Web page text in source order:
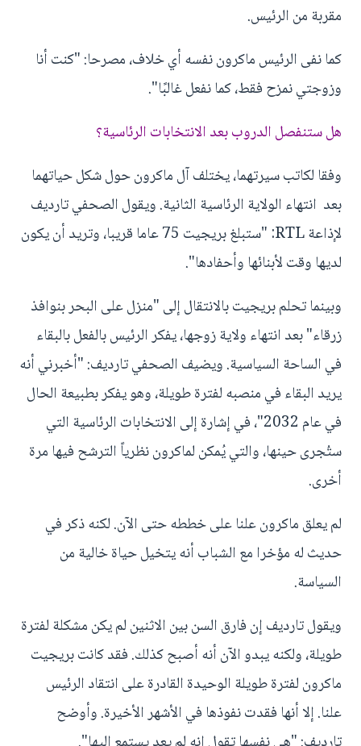
مقربة من الرئيس.
كما نفى الرئيس ماكرون نفسه أي خلاف، مصرحا: "كنت أنا
وزوجتي نمزح فقط، كما نفعل غالبًا".
هل ستنفصل الدروب بعد الانتخابات الرئاسية؟
وفقا لكاتب سيرتهما، يختلف آل ماكرون حول شكل حياتهما
بعد انتهاء الولاية الرئاسية الثانية. ويقول الصحفي تارديف
لإذاعة RTL: "ستبلغ بريجيت 75 عاما قريبا، وتريد أن يكون
لديها وقت لأبنائها وأحفادها".
وبينما تحلم بريجيت بالانتقال إلى "منزل على البحر بنوافذ
زرقاء" بعد انتهاء ولاية زوجها، يفكر الرئيس بالفعل بالبقاء
في الساحة السياسية. ويضيف الصحفي تارديف: "أخبرني أنه
يريد البقاء في منصبه لفترة طويلة، وهو يفكر بطبيعة الحال
في عام 2032"، في إشارة إلى الانتخابات الرئاسية التي
ستُجرى حينها، والتي يُمكن لماكرون نظرياً الترشح فيها مرة
أخرى.
لم يعلق ماكرون علنا على خططه حتى الآن. لكنه ذكر في
حديث له مؤخرا مع الشباب أنه يتخيل حياة خالية من
السياسة.
ويقول تارديف إن فارق السن بين الاثنين لم يكن مشكلة لفترة
طويلة، ولكنه يبدو الآن أنه أصبح كذلك. فقد كانت بريجيت
ماكرون لفترة طويلة الوحيدة القادرة على انتقاد الرئيس
علنا. إلا أنها فقدت نفوذها في الأشهر الأخيرة. وأوضح